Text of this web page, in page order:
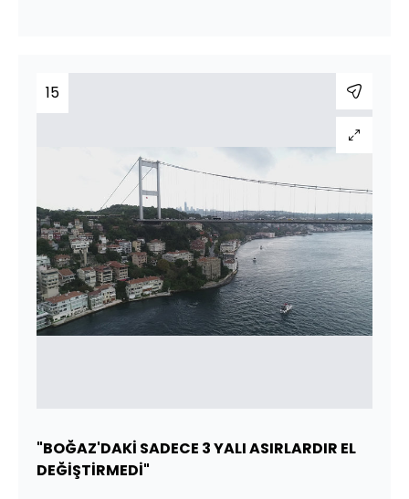
15
"BOĞAZ'DAKİ SADECE 3 YALI ASIRLARDIR EL
DEĞİŞTİRMEDİ"